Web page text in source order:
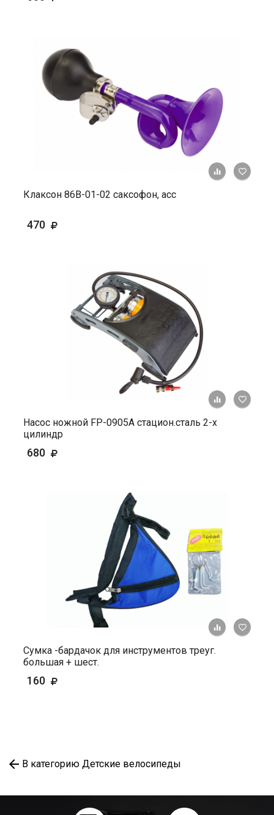
+ К
Клаксон 86В-01-02 саксофон, асс
470
+ К
Насос ножной FP-0905А стацион.сталь 2-х
цилиндр
680
+ К
Сумка -бардачок для инструментов треуг.
большая + шест.
160
В категорию Детские велосипеды